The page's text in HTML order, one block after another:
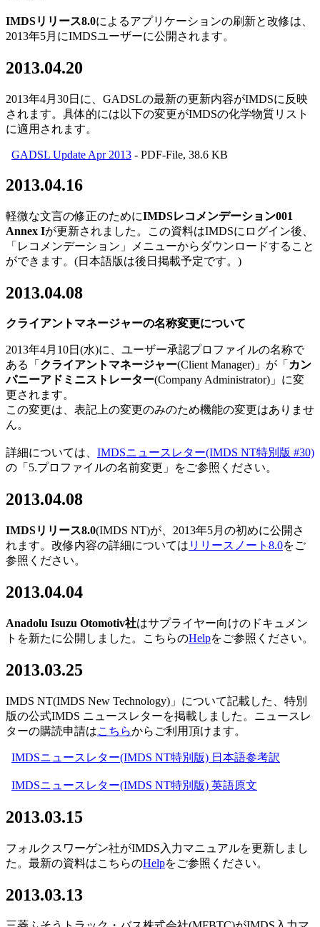
IMDSリリース8.0によるアプリケーションの刷新と改修は、
2013年5月にIMDSユーザーに公開されます。
2013.04.20
2013年4月30日に、GADSLの最新の更新内容がIMDSに反映
されます。具体的には以下の変更がIMDSの化学物質リスト
に適用されます。
GADSL Update Apr 2013 - PDF-File, 38.6 KB
2013.04.16
軽微な文言の修正のためにIMDSレコメンデーション001
Annex Iが更新されました。この資料はIMDSにログイン後、
「レコメンデーション」メニューからダウンロードすること
ができます。(日本語版は後日掲載予定です。)
2013.04.08
クライアントマネージャーの名称変更について
2013年4月10日(水)に、ユーザー承認プロファイルの名称で
ある「 クライアントマネージャー(Client Manager)」が「 カン
パニーアドミニストレーター(Company Administrator)」に変
更されます。
この変更は、表記上の変更のみのため機能の変更はありませ
ん。
詳細については、 IMDSニュースレター(IMDS NT特別版 #30)
の「5.プロファイルの名前変更」をご参照ください。
2013.04.08
IMDSリリース8.0(IMDS NT)が、2013年5月の初めに公開さ
れます。改修内容の詳細については リリースノート8.0をご
参照ください。
2013.04.04
Anadolu Isuzu Otomotiv社はサプライヤー向けのドキュメン
トを新たに公開しました。こちらのHelpをご参照ください。
2013.03.25
IMDS NT(IMDS New Technology)」について記載した、特別
版の公式IMDS ニュースレターを掲載しました。ニュースレ
ターの購読申請はこちらからご利用頂けます。
IMDSニュースレター(IMDS NT特別版) 日本語参考訳
IMDSニュースレター(IMDS NT特別版) 英語原文
2013.03.15
フォルクスワーゲン社がIMDS入力マニュアルを更新しまし
た。最新の資料はこちらのHelpをご参照ください。
2013.03.13